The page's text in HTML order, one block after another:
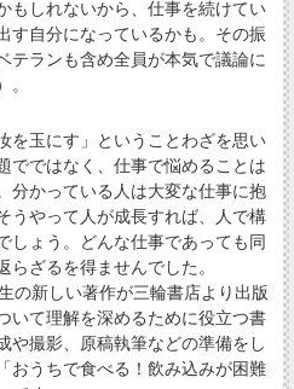
しれないから、仕事を続けてい
す自分になっているかも。その振
テランも含め全員が本気で議論に
玉にす」ということわざを思い
でではなく、仕事で悩めることは
分かっている人は大変な仕事に抱
うやって人が成長すれば、人で構
しょう。どんな仕事であっても同
らざるを得ませんでした。
の新しい著作が三輪書店より出版
いて理解を深めるために役立つ書
や撮影、原稿執筆などの準備をし
おうちで食べる！飲み込みが困難